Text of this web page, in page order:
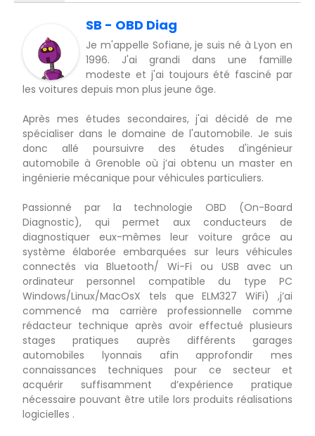
SB - OBD Diag
Je m'appelle Sofiane, je suis né à Lyon en
1996. J'ai grandi dans une famille
modeste et j'ai toujours été fasciné par
les voitures depuis mon plus jeune âge.
Après mes études secondaires, j'ai décidé de me
spécialiser dans le domaine de l'automobile. Je suis
donc allé poursuivre des études d'ingénieur
automobile à Grenoble où j’ai obtenu un master en
ingénierie mécanique pour véhicules particuliers.
Passionné par la technologie OBD (On-Board
Diagnostic), qui permet aux conducteurs de
diagnostiquer eux-mêmes leur voiture grâce au
système élaborée embarquées sur leurs véhicules
connectés via Bluetooth/ Wi-Fi ou USB avec un
ordinateur personnel compatible du type PC
Windows/Linux/MacOsX tels que ELM327 WiFi) ,j’ai
commencé ma carrière professionnelle comme
rédacteur technique après avoir effectué plusieurs
stages pratiques auprès différents garages
automobiles lyonnais afin approfondir mes
connaissances techniques pour ce secteur et
acquérir suffisamment d’expérience pratique
nécessaire pouvant être utile lors produits réalisations
logicielles .